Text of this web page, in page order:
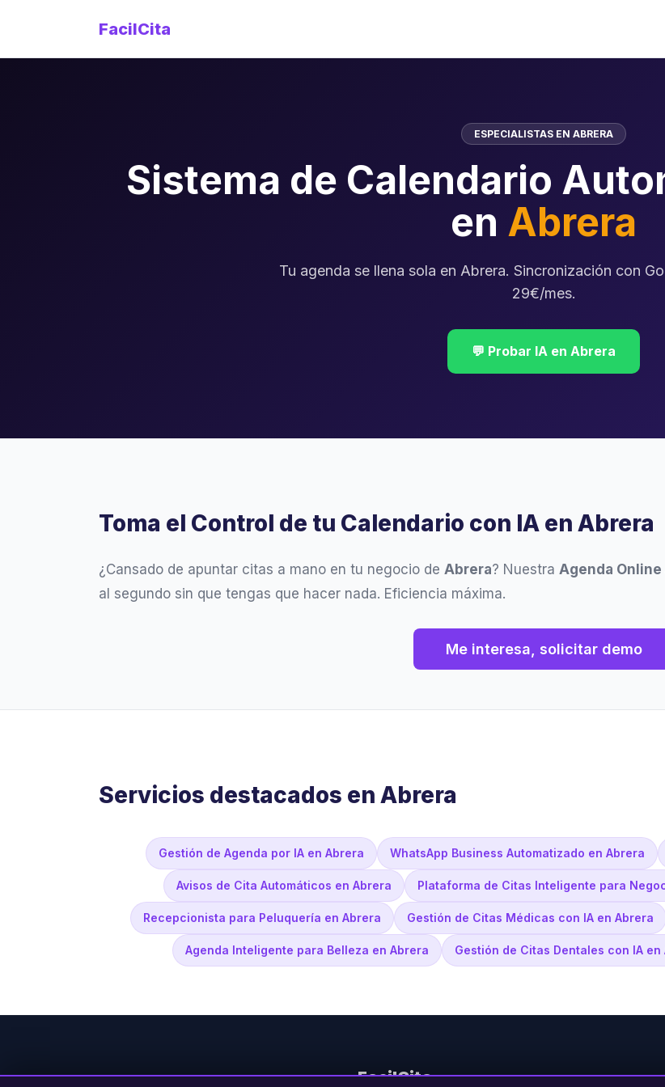
FacilCita
ESPECIALISTAS EN ABRERA
Sistema de Calendario
en Abrera
Tu agenda se llena sola en Abrera. Sincronización con
29€/mes.
💬 Probar IA en Abrera
Toma el Control de tu Calendario con IA en Abrera
¿Cansado de apuntar citas a mano en tu negocio de Abrera? Nuestra Agenda
al segundo sin que tengas que hacer nada. Eficiencia máxima.
Me interesa, solicitar demo
Servicios destacados en Abrera
Gestión de Agenda por IA en Abrera WhatsApp Business Automatizado en Abrera
Avisos de Cita Automáticos en Abrera Plataforma de Citas Inteligente para
Recepcionista para Peluquería en Abrera Gestión de Citas Médicas con IA en Abrera
Agenda Inteligente para Belleza en Abrera Gestión de Citas Dentales con IA en
FacilCita